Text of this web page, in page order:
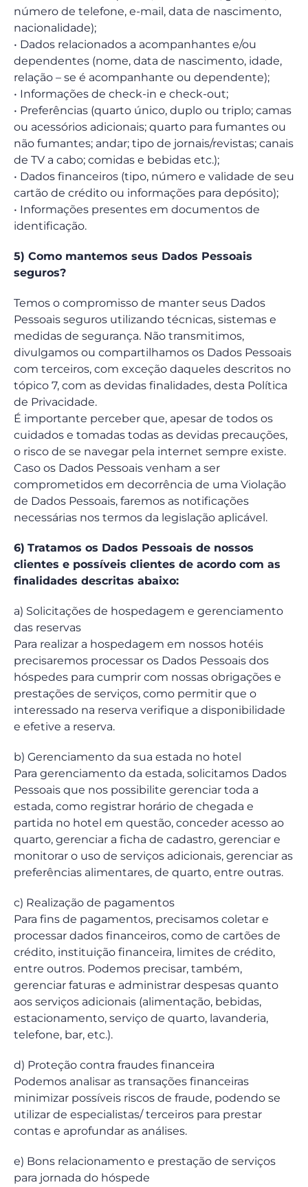
número de telefone, e-mail, data de nascimento,
nacionalidade);
• Dados relacionados a acompanhantes e/ou
dependentes (nome, data de nascimento, idade,
relação – se é acompanhante ou dependente);
• Informações de check-in e check-out;
• Preferências (quarto único, duplo ou triplo; camas
ou acessórios adicionais; quarto para fumantes ou
não fumantes; andar; tipo de jornais/revistas; canais
de TV a cabo; comidas e bebidas etc.);
• Dados financeiros (tipo, número e validade de seu
cartão de crédito ou informações para depósito);
• Informações presentes em documentos de
identificação.
5) Como mantemos seus Dados Pessoais
seguros?
Temos o compromisso de manter seus Dados
Pessoais seguros utilizando técnicas, sistemas e
medidas de segurança. Não transmitimos,
divulgamos ou compartilhamos os Dados Pessoais
com terceiros, com exceção daqueles descritos no
tópico 7, com as devidas finalidades, desta Política
de Privacidade.
É importante perceber que, apesar de todos os
cuidados e tomadas todas as devidas precauções,
o risco de se navegar pela internet sempre existe.
Caso os Dados Pessoais venham a ser
comprometidos em decorrência de uma Violação
de Dados Pessoais, faremos as notificações
necessárias nos termos da legislação aplicável.
6) Tratamos os Dados Pessoais de nossos
clientes e possíveis clientes de acordo com as
finalidades descritas abaixo:
a) Solicitações de hospedagem e gerenciamento
das reservas
Para realizar a hospedagem em nossos hotéis
precisaremos processar os Dados Pessoais dos
hóspedes para cumprir com nossas obrigações e
prestações de serviços, como permitir que o
interessado na reserva verifique a disponibilidade
e efetive a reserva.
b) Gerenciamento da sua estada no hotel
Para gerenciamento da estada, solicitamos Dados
Pessoais que nos possibilite gerenciar toda a
estada, como registrar horário de chegada e
partida no hotel em questão, conceder acesso ao
quarto, gerenciar a ficha de cadastro, gerenciar e
monitorar o uso de serviços adicionais, gerenciar as
preferências alimentares, de quarto, entre outras.
c) Realização de pagamentos
Para fins de pagamentos, precisamos coletar e
processar dados financeiros, como de cartões de
crédito, instituição financeira, limites de crédito,
entre outros. Podemos precisar, também,
gerenciar faturas e administrar despesas quanto
aos serviços adicionais (alimentação, bebidas,
estacionamento, serviço de quarto, lavanderia,
telefone, bar, etc.).
d) Proteção contra fraudes financeira
Podemos analisar as transações financeiras
minimizar possíveis riscos de fraude, podendo se
utilizar de especialistas/ terceiros para prestar
contas e aprofundar as análises.
e) Bons relacionamento e prestação de serviços
para jornada do hóspede